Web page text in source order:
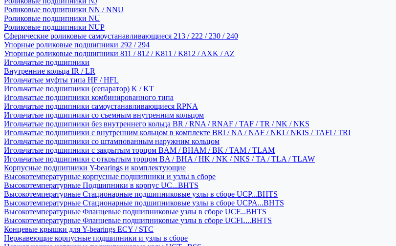
Роликовые подшипники NN / NNU
Роликовые подшипники NU
Роликовые подшипники NUP
Сферические роликовые самоустанавливающиеся 213 / 222 / 230 / 240
Упорные роликовые подшипники 292 / 294
Упорные роликовые подшипники 811 / 812 / K811 / K812 / AXK / AZ
Игольчатые подшипники
Внутренние кольца IR / LR
Игольчатые муфты типа HF / HFL
Игольчатые подшипники (сепаратор) K / KT
Игольчатые подшипники комбинированного типа
Игольчатые подшипники самоустанавливающиеся RPNA
Игольчатые подшипники со съемным внутренним кольцом
Игольчатые подшипники без внутреннего кольца BR / RNA / RNAF / TAF / TR / NK / NKS
Игольчатые подшипники с внутренним кольцом в комплекте BRI / NA / NAF / NKI / NKIS / TAFI / TRI
Игольчатые подшипники со штампованным наружним кольцом
Игольчатые подшипники с закрытым торцом BAM / BHAM / BK / TAM / TLAM
Игольчатые подшипники с открытым торцом BA / BHA / HK / NK / NKS / TA / TLA / TLAW
Корпусные подшипники Y-bearings и комплектующие
Высокотемпературные корпусные подшипники и узлы в сборе
Высокотемпературные Подшипники в корпус UC...BHTS
Высокотемпературные Стационарные подшипниковые узлы в сборе UCP...BHTS
Высокотемпературные Стационарные подшипниковые узлы в сборе UCPA...BHTS
Высокотемпературные Фланцевые подшипниковые узлы в сборе UCF...BHTS
Высокотемпературные Фланцевые подшипниковые узлы в сборе UCFL...BHTS
Концевые крышки для Y-bearings ECY / STC
Нержавеющие корпусные подшипники и узлы в сборе